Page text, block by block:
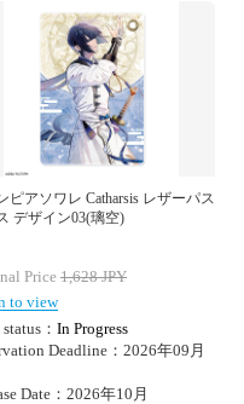
ピアソワレ Catharsis レザーパス
デザイン03(璃空)
Price 1,628JPY
to view
： In Progress
Deadline：2026年09月
Date：2026年10月